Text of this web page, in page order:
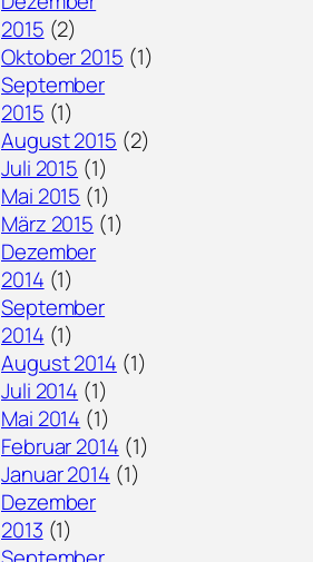
2015 (2)
Oktober 2015 (1)
September
2015 (1)
August 2015 (2)
Juli 2015 (1)
Mai 2015 (1)
März 2015 (1)
Dezember
2014 (1)
September
2014 (1)
August 2014 (1)
Juli 2014 (1)
Mai 2014 (1)
Februar 2014 (1)
Januar 2014 (1)
Dezember
2013 (1)